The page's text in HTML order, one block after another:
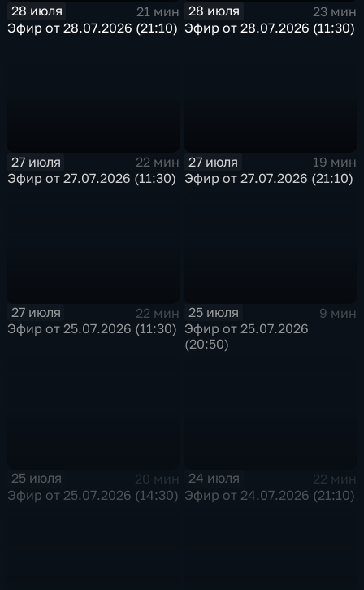
28 июля
21 мин
Эфир от 28.07.2026 (21:10)
28 июля
23 мин
Эфир от 28.07.2026 (11:30)
27 июля
22 мин
Эфир от 27.07.2026 (11:30)
27 июля
19 мин
Эфир от 27.07.2026 (21:10)
27 июля
22 мин
Эфир от 25.07.2026 (11:30)
25 июля
9 мин
Эфир от 25.07.2026
(20:50)
25 июля
20 мин
Эфир от 25.07.2026 (14:30)
24 июля
22 мин
Эфир от 24.07.2026 (21:10)